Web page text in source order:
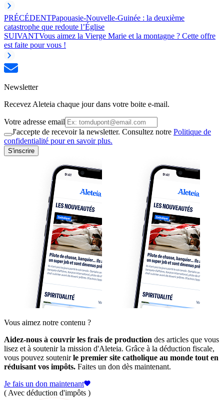
PRÉCÉDENTPapouasie-Nouvelle-Guinée : la deuxième
catastrophe que redoute l’Église
SUIVANTVous aimez la Vierge Marie et la montagne ? Cette offre
est faite pour vous !
Newsletter
Recevez Aleteia chaque jour dans votre boite e-mail.
Votre adresse email
J'accepte de recevoir la newsletter. Consultez notre Politique de
confidentialité pour en savoir plus.
S'inscrire
Vous aimez notre contenu ?
Aidez-nous à couvrir les frais de production des articles que vous
lisez et à soutenir la mission d'Aleteia. Grâce à la déduction fiscale,
vous pouvez soutenirle premier site catholique au monde tout en
réduisant vos impôts. Faites un don dès maintenant.
Je fais un don maintenant
( Avec déduction d'impôts )